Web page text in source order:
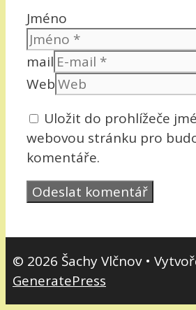
Jméno
mail
Web
Uložit do prohlížeče
webovou stránku pro
komentáře.
© 2026 Šachy Vlčnov•
GeneratePress